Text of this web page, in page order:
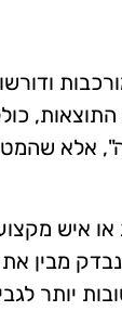
אלא
איש
מבין את
יותר